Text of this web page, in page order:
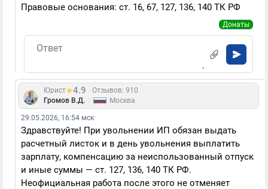
Правовые основания: ст. 16, 67, 127, 136, 140 ТК РФ
Донаты
Юрист 4.9
Отзывов: 910
Громов В.Д.
Москва
29.05.2026, 16:54 мск
Здравствуйте! При увольнении ИП обязан выдать
расчетный листок и в день увольнения выплатить
зарплату, компенсацию за неиспользованный отпуск
и иные суммы — ст. 127, 136, 140 ТК РФ.
Неофициальная работа после этого не отменяет